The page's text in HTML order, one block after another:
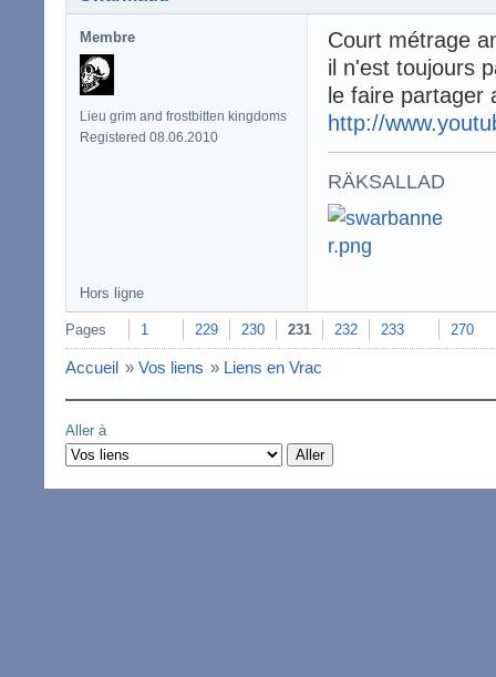
Membre
Lieu grim and frostbitten kingdoms
Registered 08.06.2010
Court métrage
il n'est toujours
le faire partager
http://
RÄKSALLAD
Hors ligne
Pages 1 229 230 231 232 233 270
Accueil » Vos liens » Liens en Vrac
Aller à